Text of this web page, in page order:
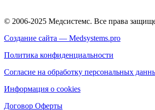
© 2006-2025 Медсистемс. Все права
Создание сайта — Medsystems.pro
Политика конфиденциальности
Согласие на обработку персональных
Информация о cookies
Договор Оферты